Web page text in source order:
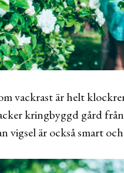
vackrast är helt
kringbyggd gård
är också smart